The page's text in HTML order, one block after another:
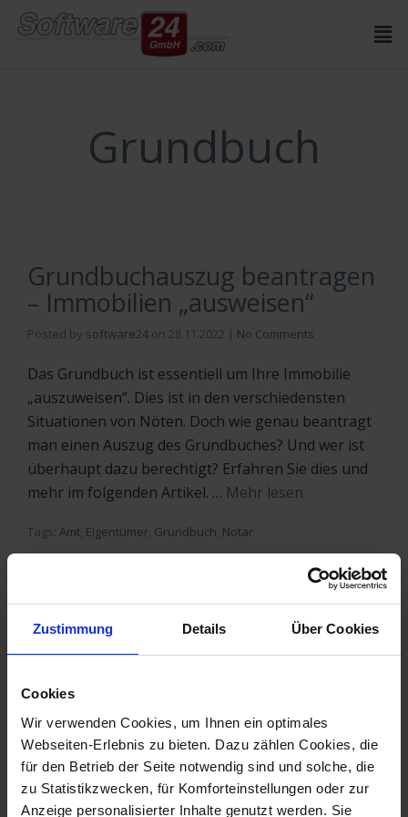
Zustimmung Details Über Cookies
Cookies
Wir verwenden Cookies, um Ihnen ein optimales
Webseiten-Erlebnis zu bieten. Dazu zählen Cookies, die
für den Betrieb der Seite notwendig sind und solche, die
zu Statistikzwecken, für Komforteinstellungen oder zur
Anzeige personalisierter Inhalte genutzt werden. Sie
springen
Grundbuch
Grundbuchauszug beantragen
– Immobilien „ausweisen“
Posted by software24 on 28.11.2022 | No Comments
Das Grundbuch ist essentiell um Ihre Immobilie
„auszuweisen“. Dies ist in den verschiedensten
Situationen von Nöten. Doch wie genau beantragt
man einen Auszug des Grundbuches? Und wer ist
überhaupt dazu berechtigt? Erfahren Sie dies und
mehr im folgenden Artikel. … Mehr lesen
Tags: Amt, Eigentümer, Grundbuch, Notar
Teilungserklärung – Eigentum
In jeder Gemeinschaft ist es wichtig die
Eigentumslage zu klären. So auch in einer WEG.
Dieser Artikel gibt Ihnen alle wichtigen